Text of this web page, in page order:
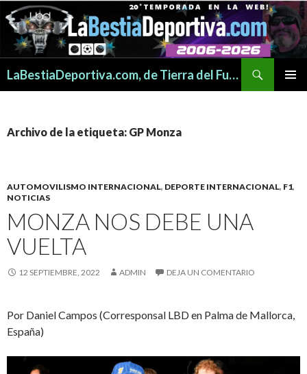
LaBestiaDeportiva.com, de Tierra del Fuego para todo el mundo
Archivo de la etiqueta: GP Monza
AUTOMOVILISMO INTERNACIONAL, DEPORTE INTERNACIONAL, F1,
NOTICIAS
MONZA NOS DEBE UNA
VUELTA
12 SEPTIEMBRE, 2022 ADMIN DEJA UN COMENTARIO
Por Daniel Campos (Corresponsal LBD en Palma de Mallorca,
España)